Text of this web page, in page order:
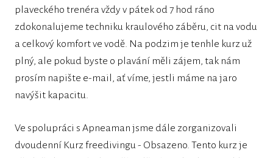
plaveckého trenéra vždy v pátek od 7 hod ráno
zdokonalujeme techniku kraulového záběru, cit na vodu
a celkový komfort ve vodě. Na podzim je tenhle kurz už
plný, ale pokud byste o plavání měli zájem, tak nám
prosím napište e-mail, ať víme, jestli máme na jaro
navýšit kapacitu.
Ve spolupráci s Apneaman jsme dále zorganizovali
dvoudenní Kurz freedivingu - Obsazeno. Tento kurz je